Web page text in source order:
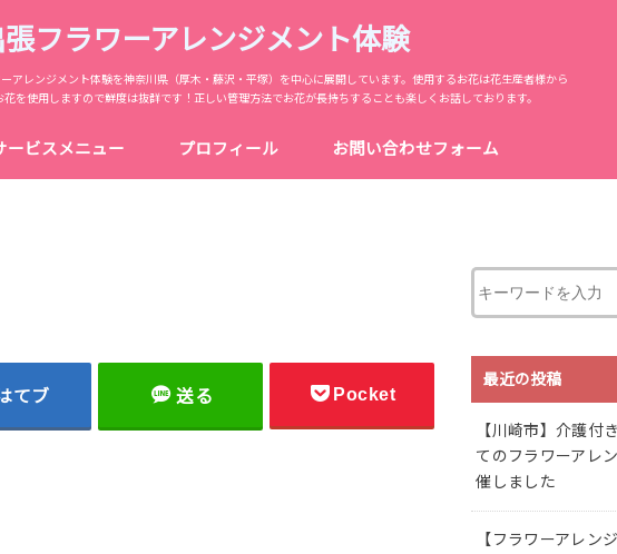
張フラワーアレンジメント体験
アレンジメント体験を神奈川県（厚木・藤沢・平塚）を中心に展開しています。使用するお花は花生産者様から
を使用しますので鮮度は抜群です！正しい管理方法でお花が長持ちすることも楽しくお話しております。
ービスメニュー プロフィール お問い合わせフォーム
てブ 送る Pocket
最近の投稿
【川崎市】介護付
てのフラワーアレ
催しました
【フラワーアレン